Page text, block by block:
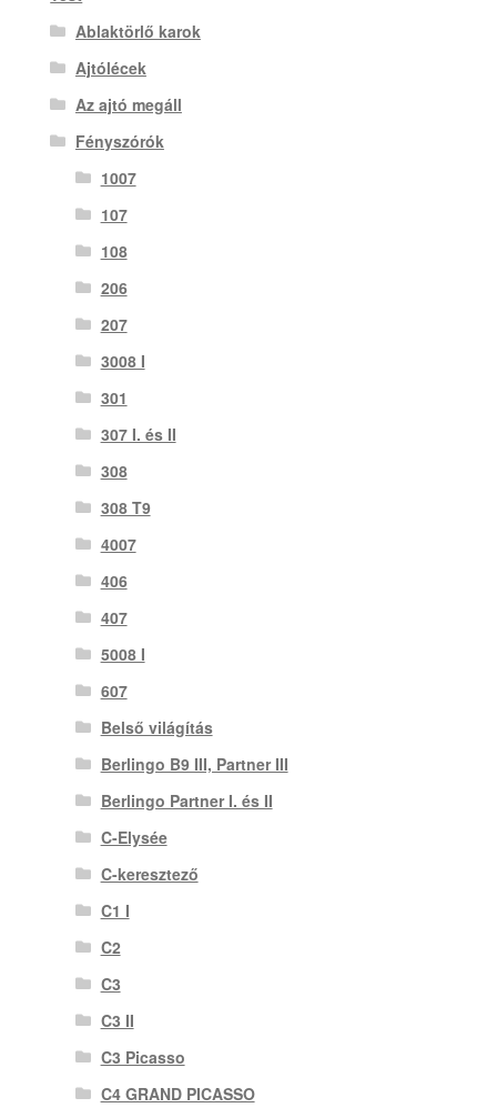
Ablaktörlő karok
Ajtólécek
Az ajtó megáll
Fényszórók
1007
107
108
206
207
3008 I
301
307 I. és II
308
308 T9
4007
406
407
5008 I
607
Belső világítás
Berlingo B9 III, Partner III
Berlingo Partner I. és II
C-Elysée
C-keresztező
C1 I
C2
C3
C3 II
C3 Picasso
C4 GRAND PICASSO